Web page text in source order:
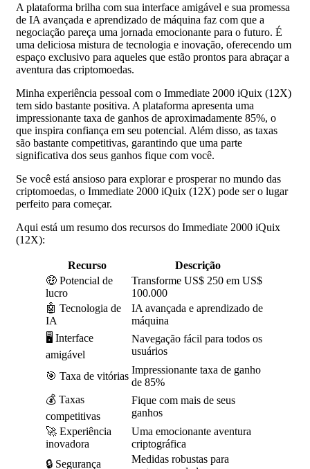
A plataforma brilha com sua interface amigável e sua promessa
de IA avançada e aprendizado de máquina faz com que a
negociação pareça uma jornada emocionante para o futuro. É
uma deliciosa mistura de tecnologia e inovação, oferecendo um
espaço exclusivo para aqueles que estão prontos para abraçar a
aventura das criptomoedas.
Minha experiência pessoal com o Immediate 2000 iQuix (12X)
tem sido bastante positiva. A plataforma apresenta uma
impressionante taxa de ganhos de aproximadamente 85%, o
que inspira confiança em seu potencial. Além disso, as taxas
são bastante competitivas, garantindo que uma parte
significativa dos seus ganhos fique com você.
Se você está ansioso para explorar e prosperar no mundo das
criptomoedas, o Immediate 2000 iQuix (12X) pode ser o lugar
perfeito para começar.
Aqui está um resumo dos recursos do Immediate 2000 iQuix
(12X):
Recurso
Descrição
🤑 Potencial de
lucro
Transforme US$ 250 em US$
100.000
🤖 Tecnologia de
IA
IA avançada e aprendizado de
máquina
🖥️ Interface
amigável
Navegação fácil para todos os
usuários
🎯 Taxa de vitórias
Impressionante taxa de ganho
de 85%
💰 Taxas
competitivas
Fique com mais de seus
ganhos
🚀 Experiência
inovadora
Uma emocionante aventura
criptográfica
🔒 Segurança
Medidas robustas para